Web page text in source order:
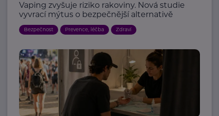
Vaping zvyšuje riziko rakoviny. Nová studie
vyvrací mýtus o bezpečnější alternativě
Bezpečnost Prevence, léčba Zdraví